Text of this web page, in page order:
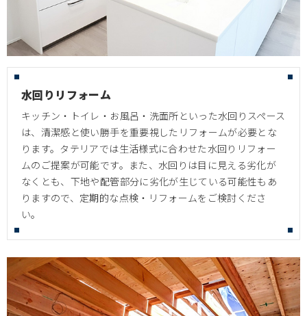
水回りリフォーム
キッチン・トイレ・お風呂・洗面所といった水回りスペース
は、清潔感と使い勝手を重要視したリフォームが必要とな
ります。タテリアでは生活様式に合わせた水回りリフォー
ムのご提案が可能です。また、水回りは目に見える劣化が
なくとも、下地や配管部分に劣化が生じている可能性もあ
りますので、定期的な点検・リフォームをご検討くださ
い。